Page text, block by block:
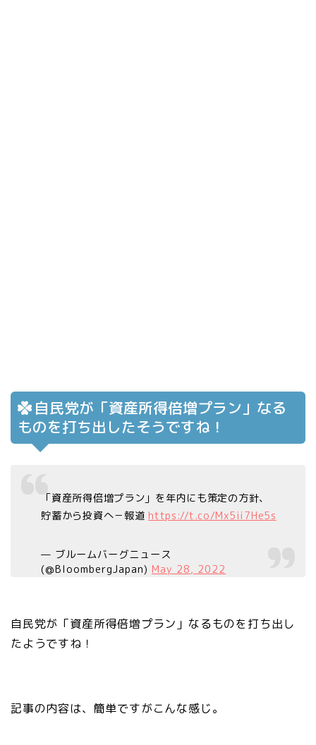
自民党が「資産所得倍増プラン」なる
ものを打ち出したそうですね！
「資産所得倍増プラン」を年内にも策定の方針、
貯蓄から投資へ－報道 https://t.co/Mx5ii7He5s
— ブルームバーグニュース
(@BloombergJapan) May 28, 2022
自民党が「資産所得倍増プラン」なるものを打ち出し
たようですね！
記事の内容は、簡単ですがこんな感じ。